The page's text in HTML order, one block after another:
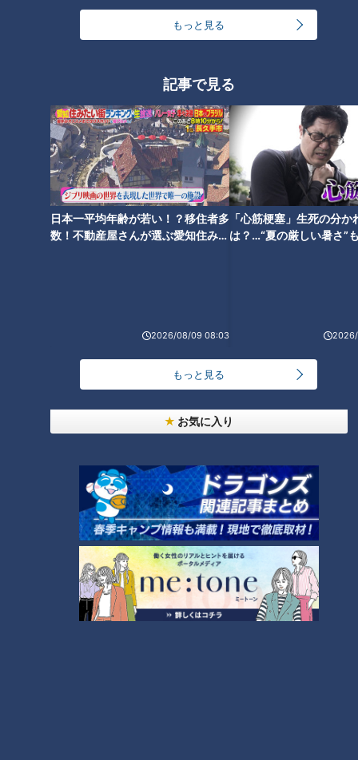
もっと見る
記事で見る
日本一平均年齢が若い！？移住者多
数！不動産屋さんが選ぶ愛知住みた
2026/08/09 08:03
「心筋梗塞」生死の分か
は？…“夏の厳しい暑さ”
もっと見る
お気に入り
この記事を見たあなたへのおすすめ
フランス人は菓子店「シャトレ
ーゼ」の店名に顔を赤らめる？
東海道新幹線が全線ストップ、
車内で５時間を過ごした体験と
払い戻しの驚き
意！…血糖値スパイクが起きて
まるでウォータースライダー！
近鉄特急「ひのとり」展望席最
前列を初体験
番組紹介
キユーピー３分クッキング